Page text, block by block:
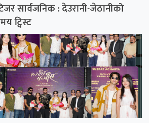
सार्वजनिक : देउरानी-जेठानीको
ट्विस्ट